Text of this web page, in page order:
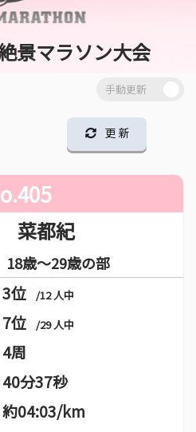
景マラソン大会
更 新
菜都紀
歳～29歳の部
3位 /12 人中
7位 /29 人中
4周
40分37秒
約04:03/km